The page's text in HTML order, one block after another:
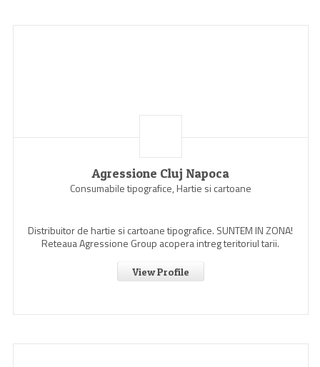
Agressione Cluj Napoca
Consumabile tipografice, Hartie si cartoane
Distribuitor de hartie si cartoane tipografice. SUNTEM IN ZONA!
Reteaua Agressione Group acopera intreg teritoriul tarii.
View Profile